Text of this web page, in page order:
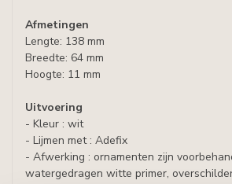
Afmetingen
Lengte: 138 mm
Breedte: 64 mm
Hoogte: 11 mm
Uitvoering
- Kleur : wit
- Lijmen met : Adefix
- Afwerking : ornamenten zijn
watergedragen witte primer,